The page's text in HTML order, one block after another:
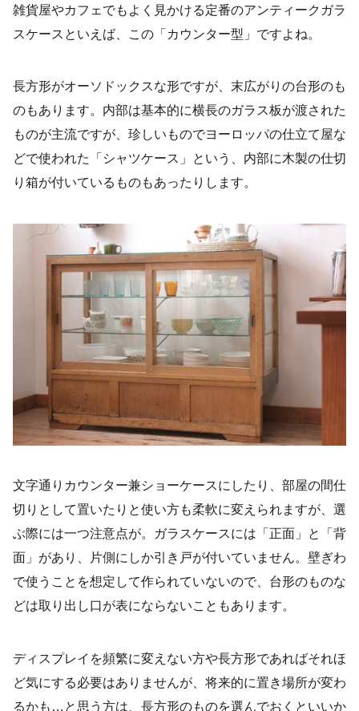
雑貨屋やカフェでもよく見かける定番のアンティークガラ
スケースといえば、この「カウンター型」ですよね。
長方形がオーソドックスな形ですが、末広がりの台形のも
のもあります。内部は基本的に横長のガラス板が渡された
ものが主流ですが、珍しいものでヨーロッパの仕立て屋な
どで使われた「シャツケース」という、内部に木製の仕切
り箱が付いているものもあったりします。
文字通りカウンター兼ショーケースにしたり、部屋の間仕
切りとして置いたりと使い方も柔軟に変えられますが、選
ぶ際には一つ注意点が。ガラスケースには「正面」と「背
面」があり、片側にしか引き戸が付いていません。壁ぎわ
で使うことを想定して作られていないので、台形のものな
どは取り出し口が表にならないこともあります。
ディスプレイを頻繁に変えない方や長方形であればそれほ
ど気にする必要はありませんが、将来的に置き場所が変わ
るかも…と思う方は、長方形のものを選んでおくといいか